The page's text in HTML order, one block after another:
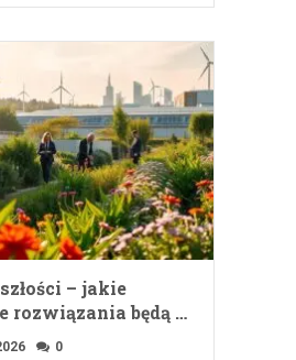
– jakie
rozwiązania będą …
0